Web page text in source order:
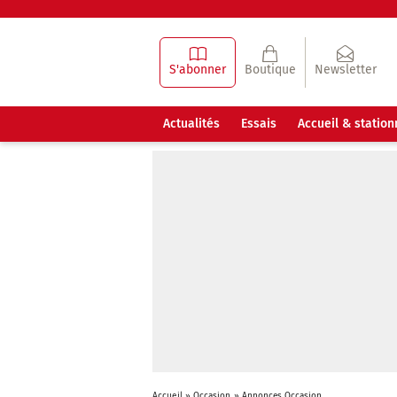
S'abonner Boutique Newsletter
Actualités Essais Accueil &